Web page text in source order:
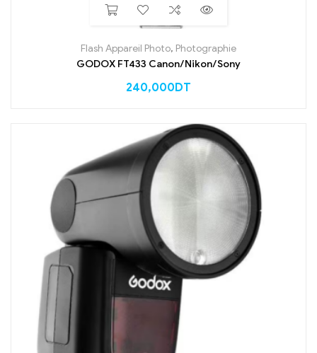
Flash Appareil Photo, Photographie
GODOX FT433 Canon/Nikon/Sony
240,000DT